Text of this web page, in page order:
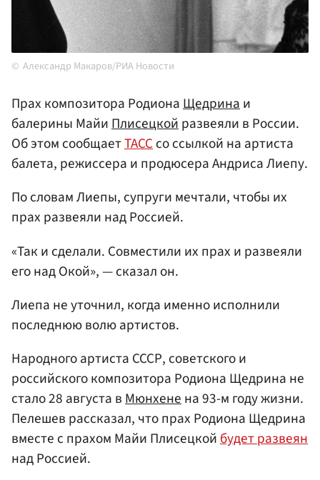
Александр Макаров/РИА Новости
Прах композитора РодионаЩедринаи
балерины МайиПлисецкойразвеяли в России.
Об этом сообщаетТАССсо ссылкой на артиста
балета, режиссера и продюсера Андриса Лиепу.
По словам Лиепы, супруги мечтали, чтобы их
прах развеяли над Россией.
«Так и сделали. Совместили их прах и развеяли
его над Окой», — сказал он.
Лиепа не уточнил, когда именно исполнили
последнюю волю артистов.
Народного артиста СССР, советского и
российского композитора Родиона Щедрина не
стало 28 августа вМюнхенена 93-м году жизни.
Пелешев рассказал, что прах Родиона Щедрина
вместе с прахом Майи Плисецкойбудет развеян
над Россией.